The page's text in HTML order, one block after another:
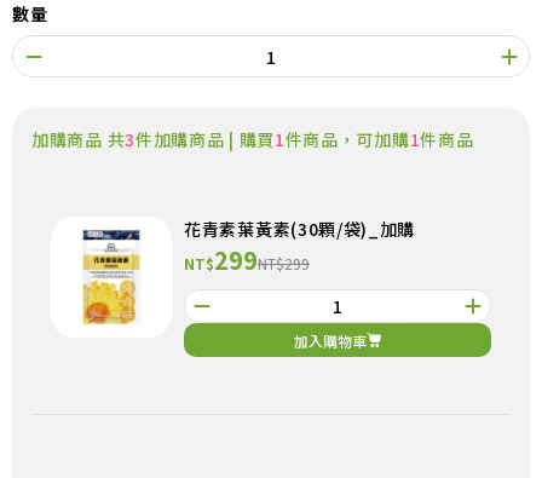
數量
加購商品 共3件加購商品 | 購買1件商品，可加購1件商品
花青素葉黃素(30顆/袋)_加購
NT$299NT$299
加入購物車